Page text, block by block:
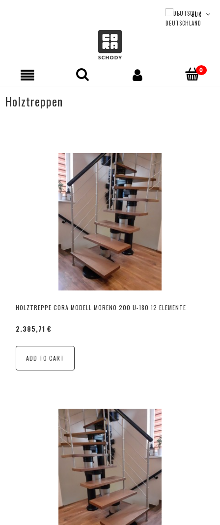
Holztreppen
HOLZTREPPE CORA MODELL MORENO 200 U-180 12 ELEMENTE
2.385,71 €
ADD TO CART